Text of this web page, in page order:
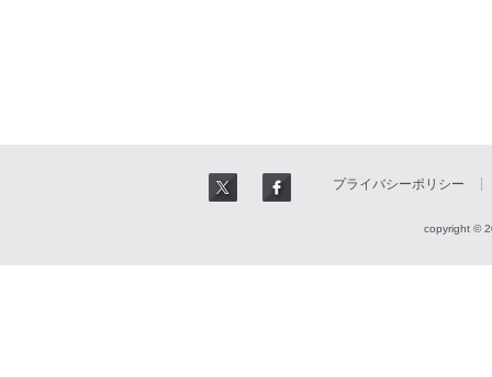
プライバシーポリシー
copyright ©